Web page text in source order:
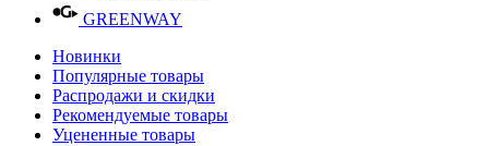
GREENWAY
Новинки
Популярные товары
Распродажи и скидки
Рекомендуемые товары
Уцененные товары